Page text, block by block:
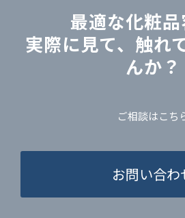
最適な化粧
実際に見て、触れ
んか？
ご相談はこち
お問い合わ